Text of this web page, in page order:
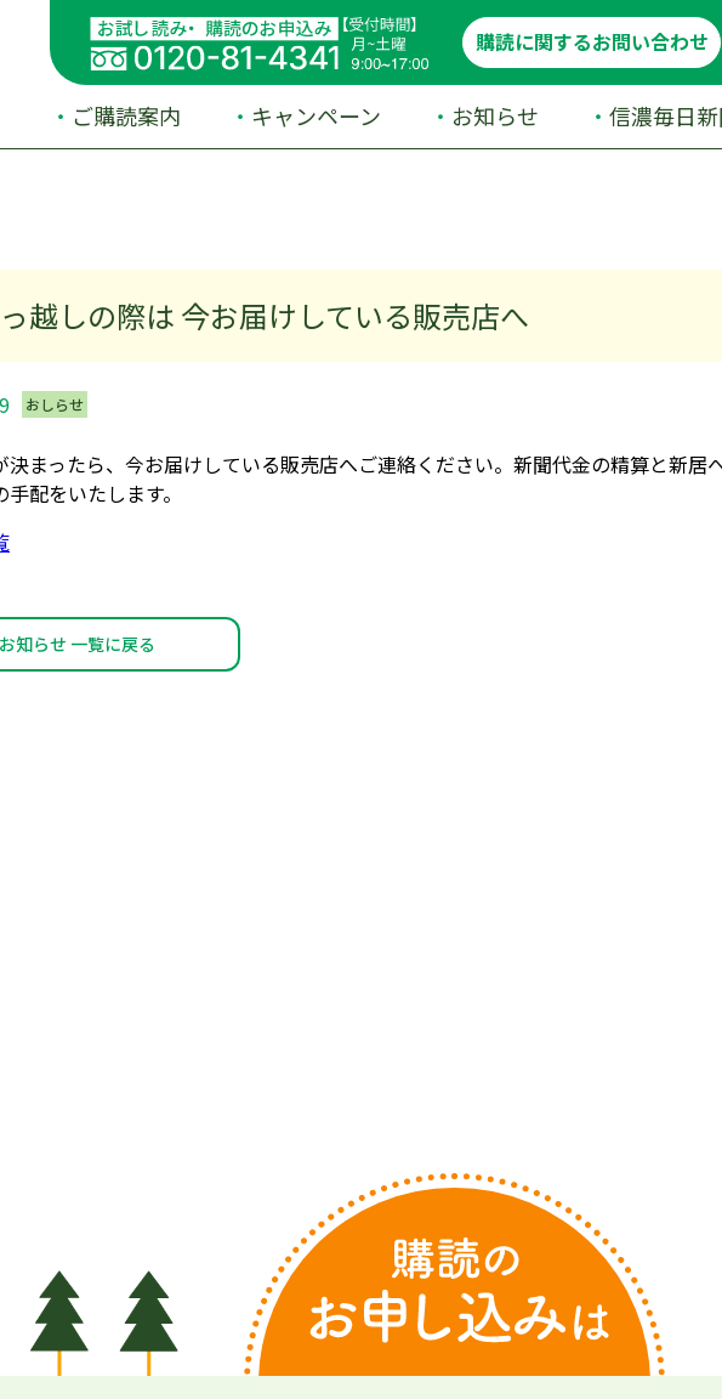
購読に関するお問い合わせ
ご購読案内 キャンペーン お知らせ 信濃毎日
越しの際は 今お届けしている販売店へ
おしらせ
決まったら、今お届けしている販売店へご連絡ください。新聞代金の精算と新居
配をいたします。
お知らせ 一覧に戻る